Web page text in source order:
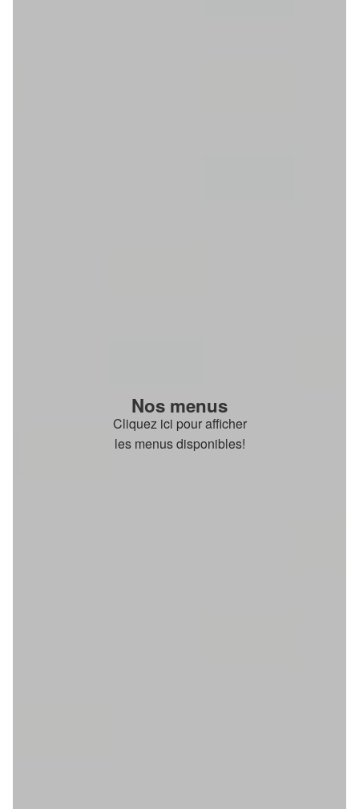
Nos menus
Cliquez ici pour afficher
les menus disponibles!